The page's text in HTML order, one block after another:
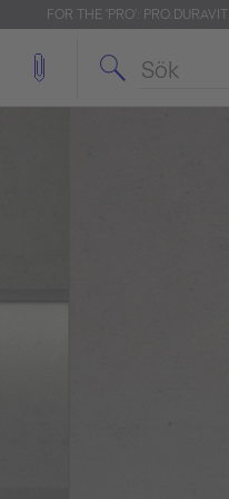
FOR THE 'PRO': PRO.DURAVIT